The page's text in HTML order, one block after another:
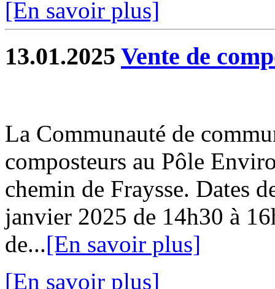
[En savoir plus]
13.01.2025 Vente de
La Communauté de
composteurs au Pôle
chemin de Fraysse. Dates
janvier 2025 de 14h30 à
de...[En savoir plus]
[En savoir plus]